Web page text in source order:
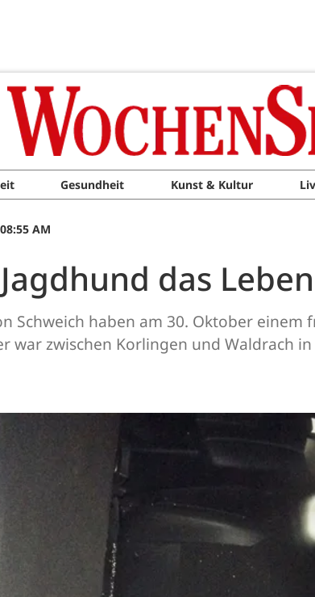
Gesundheit Kunst & Kultur
AM
das Leben
Schweich haben am 30. Oktober
war zwischen Korlingen und Waldrach